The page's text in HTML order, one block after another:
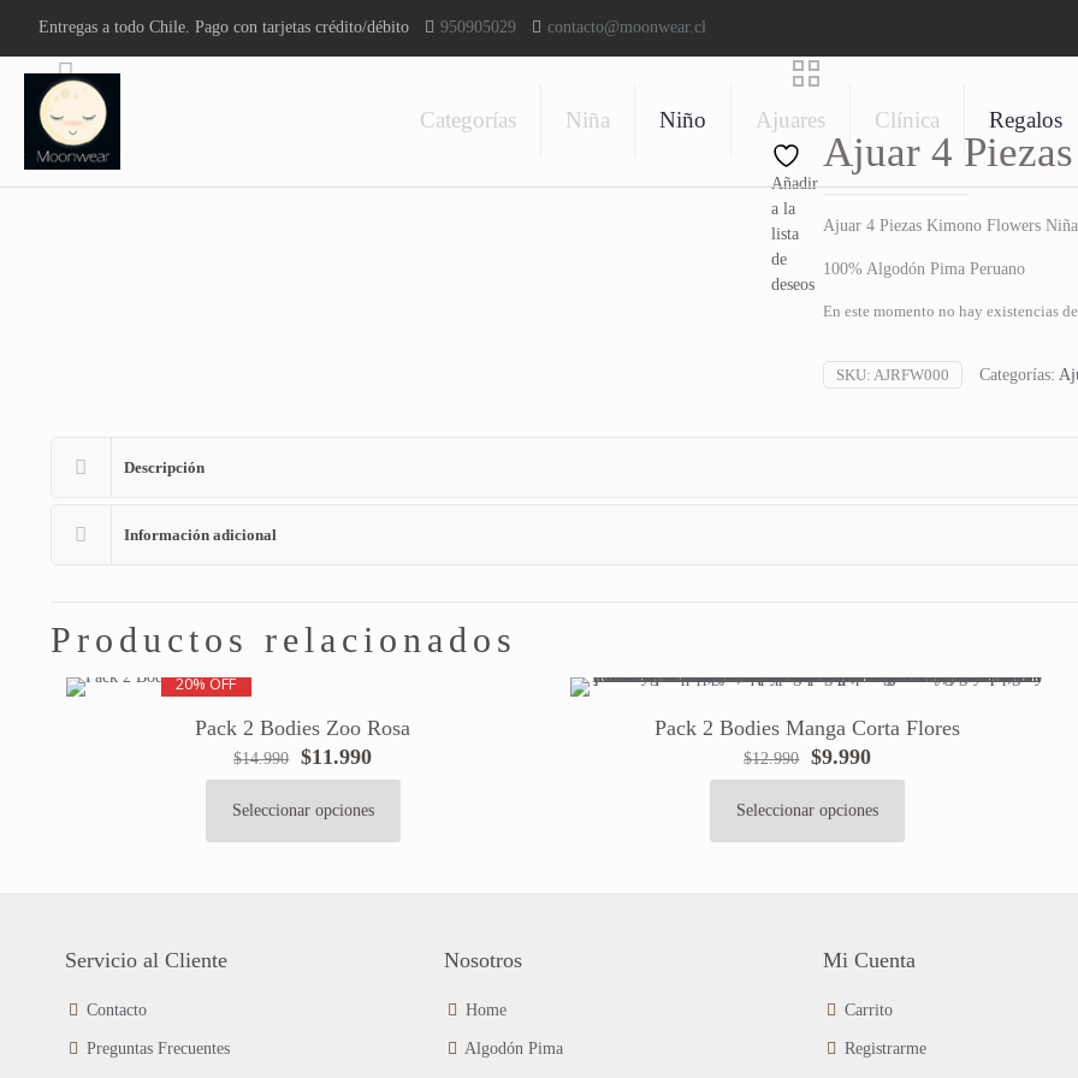
Entregas a todo Chile. Pago con tarjetas crédito/débito 950905029 contacto@moonwear.cl
Categorías Niña Niño Ajuares Clínica Regalos
Añadir
a la
lista
de
deseos
Ajuar 4
Ajuar 4 Piezas Kimono Flowers Niña
100% Algodón Pima Peruano
En este momento no hay existencias
SKU: AJRFW000 Categorías:
Descripción
Información adicional
Productos relacionados
20% OFF
Pack 2 Bodies Zoo Rosa
$14.990
El
precio
original
$11.990El
precio
actual
Seleccionar opciones
producto
opciones
elegir
Pack 2 Bodies Manga Corta Flores
$12.990
El
precio
original
$9.990El
precio
actual
Seleccionar opciones
Este
producto
Servicio al Cliente
Contacto
Preguntas Frecuentes
Nosotros
Home
Algodón Pima
Mi Cuenta
Carrito
Registrarme